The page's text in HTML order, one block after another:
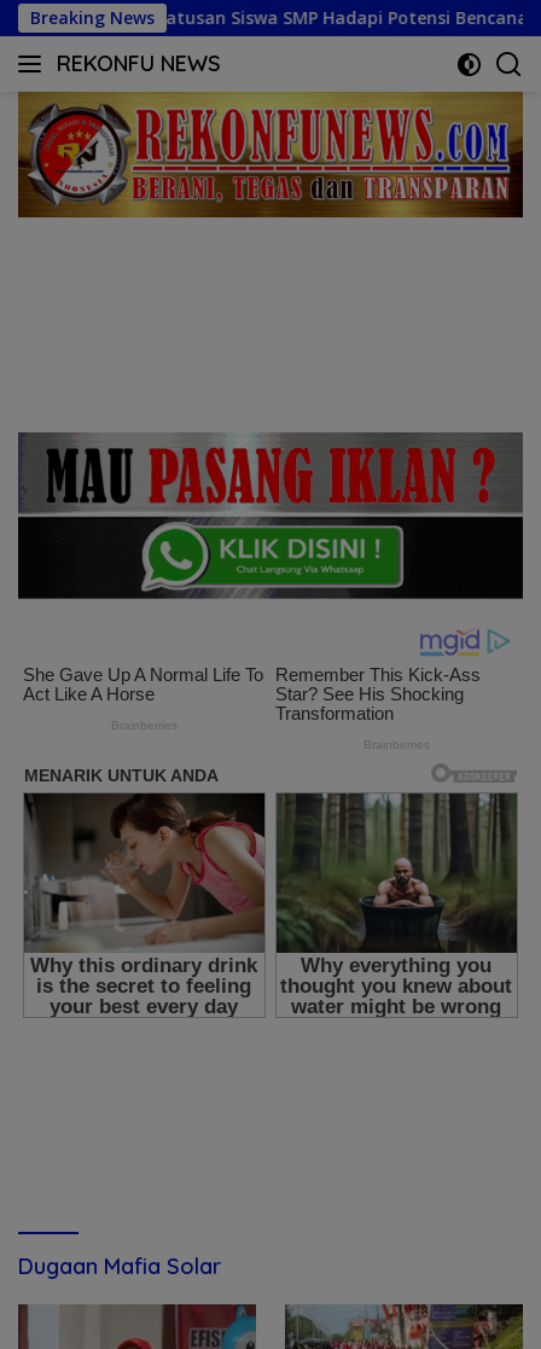
Langsung
ke
konten
Breaking News
SMP Hadapi Potensi Bencana Gelorakan Semangat
REKONFU NEWS
Tegas,
Berani
dan
Transparan
Dugaan Mafia Solar